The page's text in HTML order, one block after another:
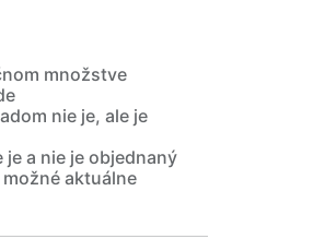
množstve
nie je, ale je
a nie je objednaný
aktuálne